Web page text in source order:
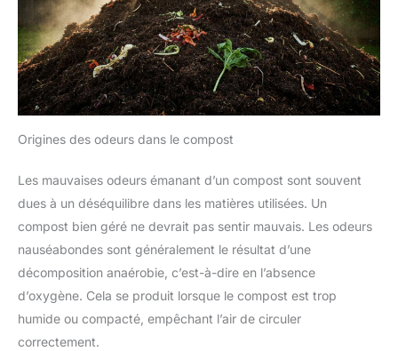
Origines des odeurs dans le compost
Les mauvaises odeurs émanant d’un compost sont souvent
dues à un déséquilibre dans les matières utilisées. Un
compost bien géré ne devrait pas sentir mauvais. Les odeurs
nauséabondes sont généralement le résultat d’une
décomposition anaérobie, c’est-à-dire en l’absence
d’oxygène. Cela se produit lorsque le compost est trop
humide ou compacté, empêchant l’air de circuler
correctement.